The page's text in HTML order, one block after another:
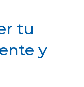
tu
y